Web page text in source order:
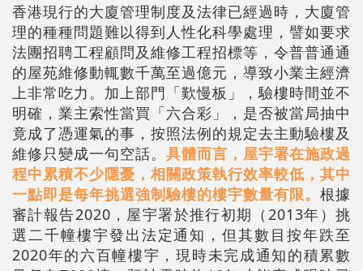
香港現行的大廈管理制度及法律已經過時，大廈管
理的種種問題難以得到人性化科學處理，譬如要求
法團招聘工程顧問及維修工程招標等，令普普通通
的屋苑維修動輒數千萬至過億元，導致小業主經濟
上非常吃力。加上部門「歎慢板」，驗樓時間並不
明確，業主索性當買「六合彩」，是否被當局抽中
竟成了憑運氣的事，按照法例的規定去主動驗樓及
維修只變成一句空話。 具體而言，屋宇署在施政過
程中累積不少隱憂，相關政策執行效率較低，其中
一點即是每年挑選強制驗樓的樓宇數量有限。 根據
審計報告2020，屋宇署於推行初期（2013年）挑
選二千幢樓宇發出法定通知，但其數目按年跌至
2020年的六百幢樓宇，現時未完成通知的積累數